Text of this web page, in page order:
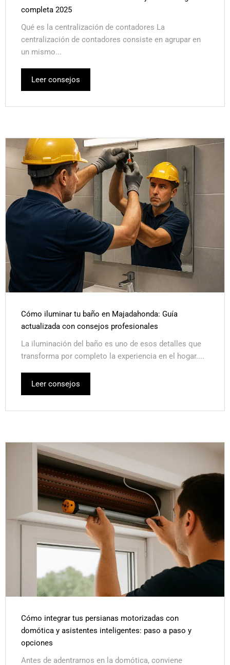
completa 2025
Qué es la centralización de contadores La
centralización de contadores consiste en agrupar en
un mismo...
Leer consejos
Cómo iluminar tu baño en Majadahonda: Guía
actualizada con consejos profesionales
La iluminación del baño es uno de esos detalles que
transforma por completo la experiencia en el hogar....
Leer consejos
Cómo integrar tus persianas motorizadas con
domótica y asistentes inteligentes: paso a paso y
opciones
Antes de adentrarnos en la domótica, conviene